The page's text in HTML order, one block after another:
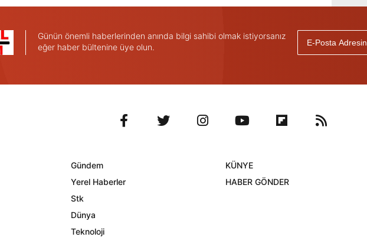
Günün önemli haberlerinden anında bilgi sahibi olmak istiyorsanız
eğer haber bültenine üye olun.
Gündem
Yerel Haberler
Stk
Dünya
Teknoloji
KÜNYE
HABER GÖNDER